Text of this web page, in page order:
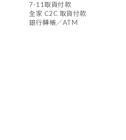
7-11取貨付款
全家 C2C 取貨付款
銀行轉帳／ATM